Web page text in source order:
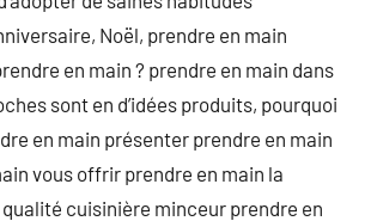
Noël, prendre en main
en main ? prendre en main dans
sont en d’idées produits, pourquoi
en main présenter prendre en main
vous offrir prendre en main la
qualité cuisinière minceur prendre en